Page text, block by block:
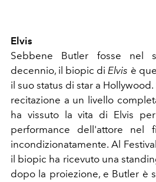
Elvis
Sebbene Butler fosse nel
decennio, il biopic diElvis è
il suo status di star a
recitazione a un livello
ha vissuto la vita di Elvis
performance dell'attore nel
incondizionatamente. Al
il biopic ha ricevuto una
dopo la proiezione, e Butler è